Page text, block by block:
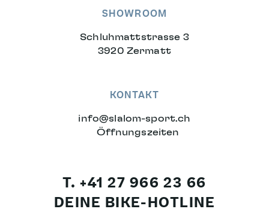
SHOWROOM
Schluhmattstrasse 3
3920 Zermatt
KONTAKT
info@slalom-sport.ch
Öffnungszeiten
T. +41 27 966 23 66
DEINE BIKE-HOTLINE